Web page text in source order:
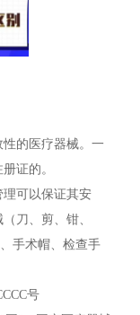
的医疗器械。一
证的。
可以保证其安
刀、剪、钳、
手术帽、检查手
号